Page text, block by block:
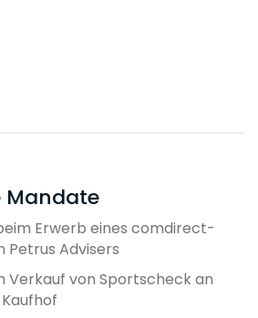
Mandate
Erwerb eines comdirect-
Petrus Advisers
Verkauf von Sportscheck an